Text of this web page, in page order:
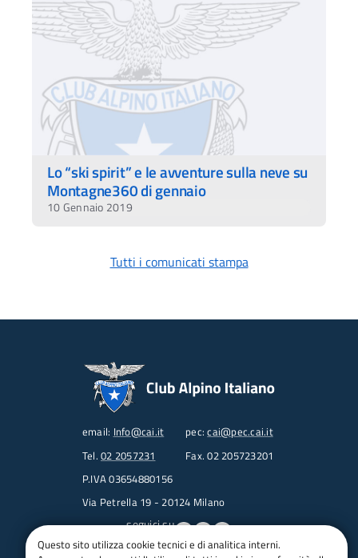
Lo “ski spirit” e le avventure sulla neve su
Montagne360 di gennaio
10 Gennaio 2019
Tutti i comunicati stampa
email: Info@cai.it pec:cai@pec.cai.it
Tel. 02 2057231
Fax. 02 205723201
P.IVA 03654880156
Via Petrella 19 - 20124 Milano
seguici su
Questo sito utilizza cookie tecnici e di analitica interni.